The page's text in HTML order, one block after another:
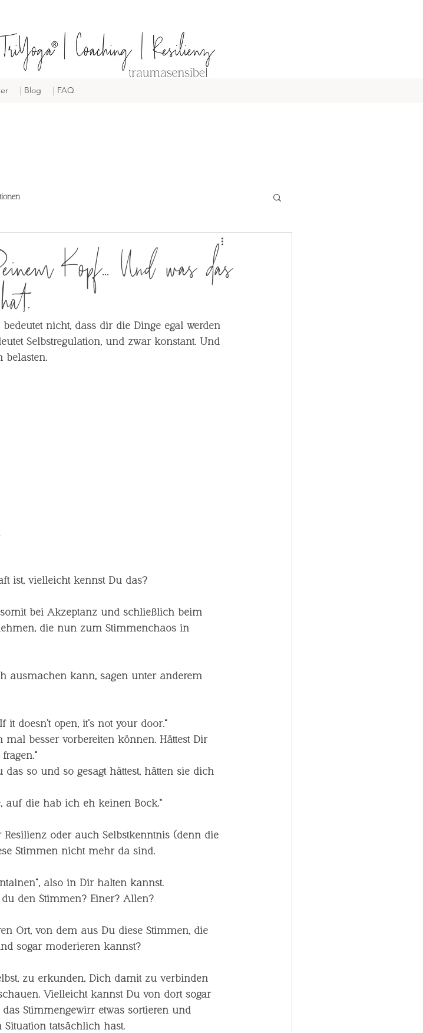
| Blog | FAQ
Kopf... Und was das
nicht, dass dir die Dinge egal werden
Selbstregulation, und zwar konstant. Und
belasten.
ist, vielleicht kennst Du das?
bei Akzeptanz und schließlich beim
die nun zum Stimmenchaos in
ausmachen kann, sagen unter anderem
it doesn’t open, it’s not your door.“
besser vorbereiten können. Hättest Dir
das so und so gesagt hättest, hätten sie dich
auf die hab ich eh keinen Bock.“
Resilienz oder auch Selbstkenntnis (denn die
Stimmen nicht mehr da sind.
also in Dir halten kannst.
den Stimmen? Einer? Allen?
Ort, von dem aus Du diese Stimmen, die
sogar moderieren kannst?
, zu erkunden, Dich damit zu verbinden
Vielleicht kannst Du von dort sogar
Stimmengewirr etwas sortieren und
Situation tatsächlich hast.